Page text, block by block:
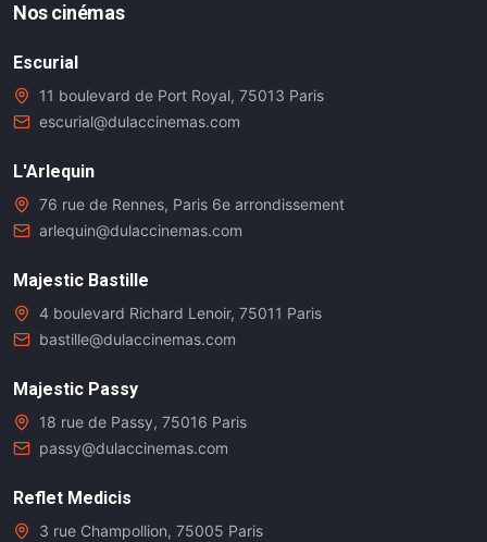
Nos cinémas
Escurial
11 boulevard de Port Royal, 75013 Paris
escurial@dulaccinemas.com
L'Arlequin
76 rue de Rennes, Paris 6e arrondissement
arlequin@dulaccinemas.com
Majestic Bastille
4 boulevard Richard Lenoir, 75011 Paris
bastille@dulaccinemas.com
Majestic Passy
18 rue de Passy, 75016 Paris
passy@dulaccinemas.com
Reflet Medicis
3 rue Champollion, 75005 Paris